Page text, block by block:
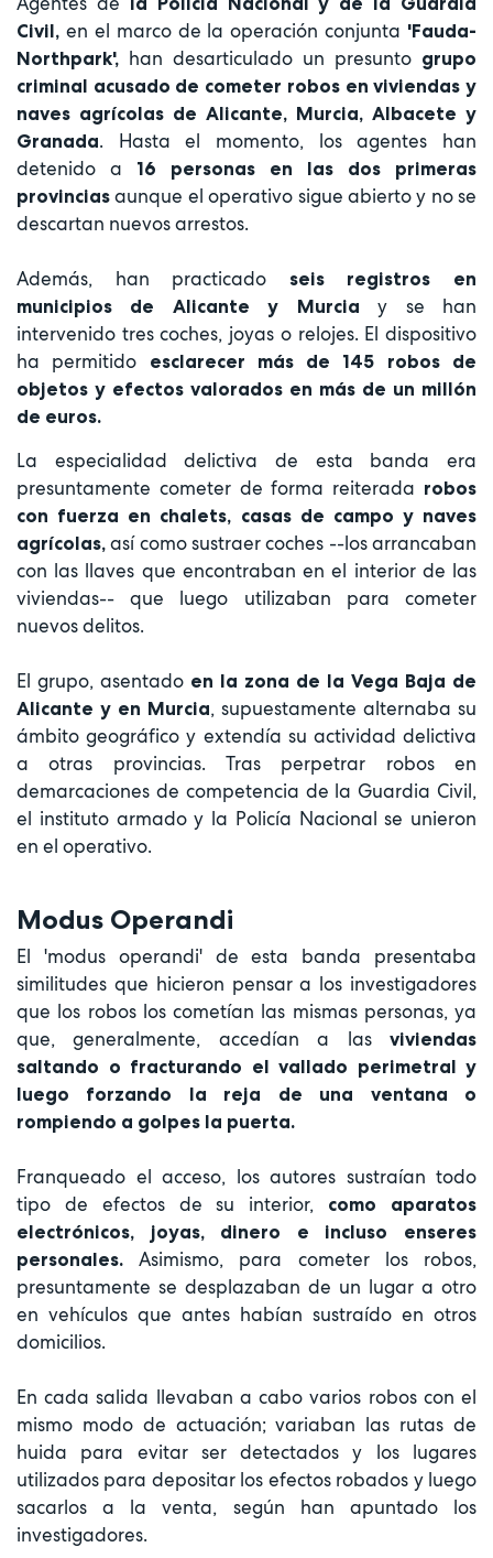
Civil, en el marco de la operación conjunta 'Fauda-
Northpark', han desarticulado un presunto grupo
criminal acusado de cometer robos en viviendas y
naves agrícolas de Alicante, Murcia, Albacete y
Granada. Hasta el momento, los agentes han
detenido a 16 personas en las dos primeras
provincias aunque el operativo sigue abierto y no se
descartan nuevos arrestos.
Además, han practicado seis registros en
municipios de Alicante y Murciay se han
intervenido tres coches, joyas o relojes. El dispositivo
ha permitido
esclarecer más de 145 robos de
objetos y efectos valorados en más de un millón
de euros.
La especialidad delictiva de esta banda era
presuntamente cometer de forma reiterada robos
con fuerza en chalets, casas de campo y naves
agrícolas, así como sustraer coches --los arrancaban
con las llaves que encontraban en el interior de las
viviendas-- que luego utilizaban para cometer
nuevos delitos.
El grupo, asentado en la zona de la Vega Baja de
Alicante y en Murcia, supuestamente alternaba su
ámbito geográfico y extendía su actividad delictiva
a otras provincias. Tras perpetrar robos en
demarcaciones de competencia de la Guardia Civil,
el instituto armado y la Policía Nacional se unieron
en el operativo.
Modus Operandi
El 'modus operandi' de esta banda presentaba
similitudes que hicieron pensar a los investigadores
que los robos los cometían las mismas personas, ya
que, generalmente, accedían a las viviendas
saltando o fracturando el vallado perimetral y
luego forzando la reja de una ventana o
rompiendo a golpes la puerta.
Franqueado el acceso, los autores sustraían todo
tipo de efectos de su interior, como aparatos
electrónicos, joyas, dinero e incluso enseres
personales.Asimismo, para cometer los robos,
presuntamente se desplazaban de un lugar a otro
en vehículos que antes habían sustraído en otros
domicilios.
En cada salida llevaban a cabo varios robos con el
mismo modo de actuación; variaban las rutas de
huida para evitar ser detectados y los lugares
utilizados para depositar los efectos robados y luego
sacarlos a la venta, según han apuntado los
investigadores.